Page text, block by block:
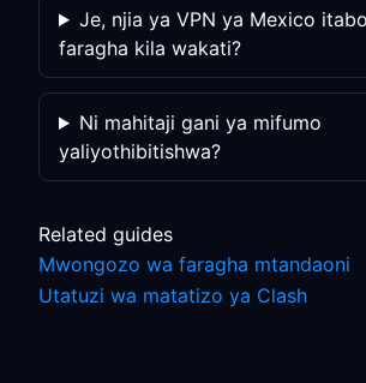
Je, njia ya VPN ya Mexico
faragha kila wakati?
Ni mahitaji gani ya mifumo
yaliyothibitishwa?
Related guides
Mwongozo wa faragha mtandaoni
Utatuzi wa matatizo ya Clash